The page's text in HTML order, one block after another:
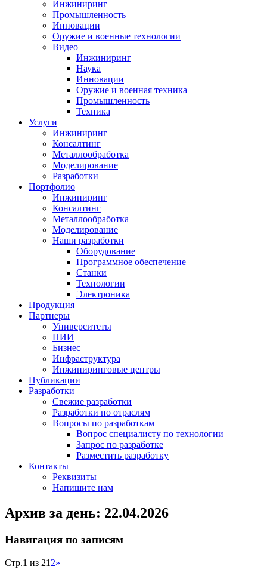
Инжиниринг
Промышленность
Инновации
Оружие и военные технологии
Видео
Инжиниринг
Наука
Инновации
Оружие и военная техника
Промышленность
Техника
Услуги
Инжиниринг
Консалтинг
Металлообработка
Моделирование
Разработки
Портфолио
Инжиниринг
Консалтинг
Металлообработка
Моделирование
Наши разработки
Оборудование
Программное обеспечение
Станки
Технологии
Электроника
Продукция
Партнеры
Университеты
НИИ
Бизнес
Инфраструктура
Инжиниринговые центры
Публикации
Разработки
Свежие разработки
Разработки по отраслям
Вопросы по разработкам
Вопрос специалисту по технологии
Запрос по разработке
Разместить разработку
Контакты
Реквизиты
Напишите нам
Архив за день: 22.04.2026
Навигация по записям
Стр.1 из 21 2»